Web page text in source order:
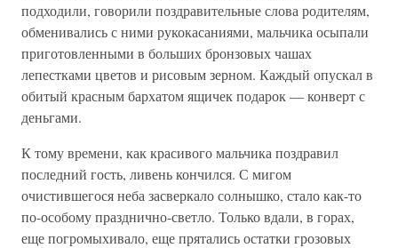
подходили, говорили поздравительные слова родителям,
обменивались с ними рукокасаниями, мальчика осыпали
приготовленными в больших бронзовых чашах
лепестками цветов и рисовым зерном. Каждый опускал в
обитый красным бархатом ящичек подарок — конверт с
деньгами.
К тому времени, как красивого мальчика поздравил
последний гость, ливень кончился. С мигом
очистившегося неба засверкало солнышко, стало как-то
по-особому празднично-светло. Только вдали, в горах,
еще погромыхивало, еще прятались остатки грозовых